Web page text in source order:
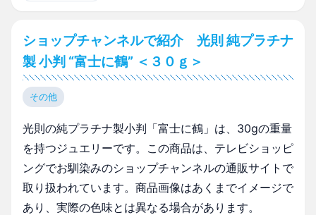
ショップチャンネルで紹介 光則 純プラチナ
製 小判 “富士に鶴” ＜３０ｇ＞
その他
光則の純プラチナ製小判「富士に鶴」は、30gの重量
を持つジュエリーです。この商品は、テレビショッピ
ングでお馴染みのショップチャンネルの通販サイトで
取り扱われています。商品画像はあくまでイメージで
あり、実際の色味とは異なる場合があります。